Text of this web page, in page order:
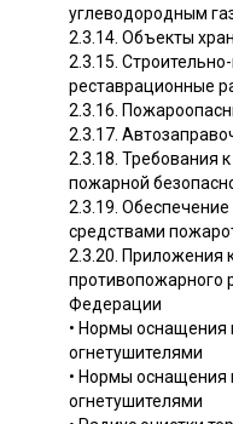
углеводородным
2.3.14. Объекты
2.3.15.
реставрационные
2.3.16.
2.3.17.
2.3.18. Требования
пожарной
2.3.19.
средствами
2.3.20. Приложения
противопожарного
Федерации
• Нормы
огнетушителями
• Нормы
огнетушителями